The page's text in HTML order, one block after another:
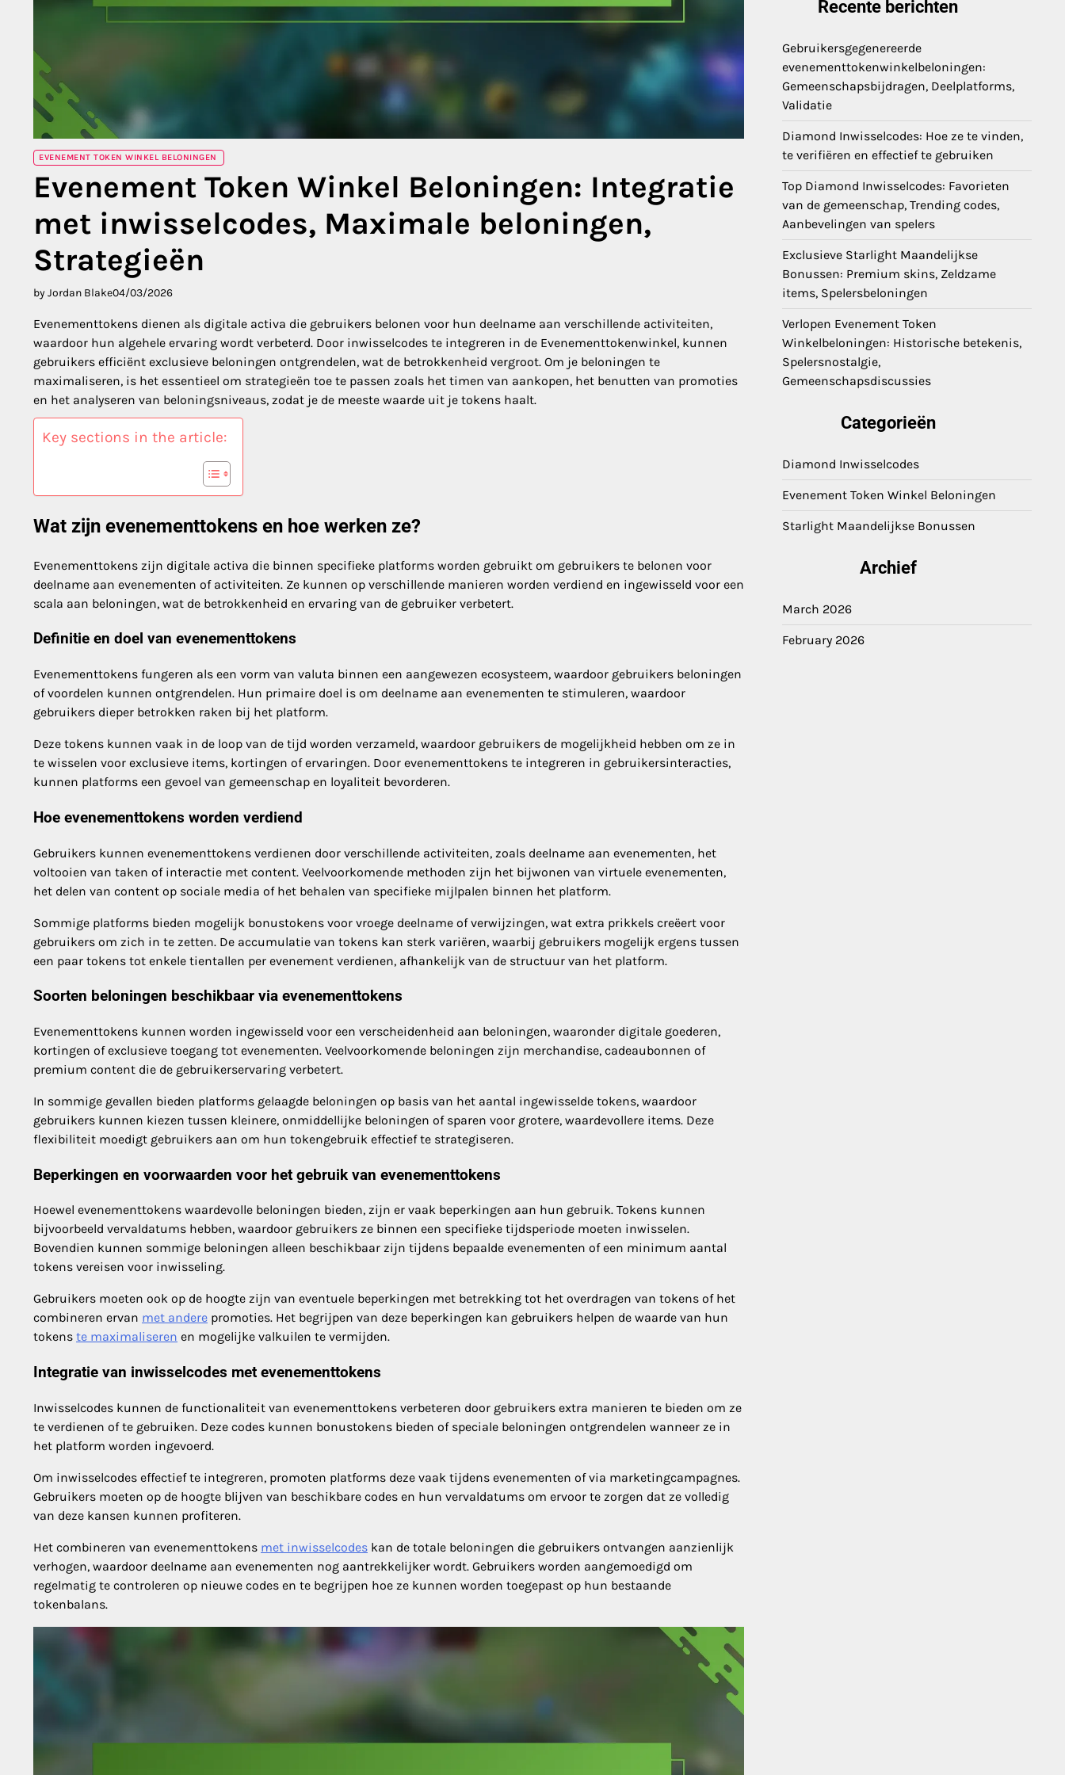
EVENEMENT TOKEN WINKEL BELONINGEN
Evenement Token Winkel Beloningen: Integratie
met inwisselcodes, Maximale beloningen,
Strategieën
by Jordan Blake04/03/2026
Evenementtokens dienen als digitale activa die gebruikers belonen voor hun deelname aan verschillende activiteiten,
waardoor hun algehele ervaring wordt verbeterd. Door inwisselcodes te integreren in de Evenementtokenwinkel, kunnen
gebruikers efficiënt exclusieve beloningen ontgrendelen, wat de betrokkenheid vergroot. Om je beloningen te
maximaliseren, is het essentieel om strategieën toe te passen zoals het timen van aankopen, het benutten van promoties
en het analyseren van beloningsniveaus, zodat je de meeste waarde uit je tokens haalt.
Key sections in the article:
Wat zijn evenementtokens en hoe werken ze?
Evenementtokens zijn digitale activa die binnen specifieke platforms worden gebruikt om gebruikers te belonen voor
deelname aan evenementen of activiteiten. Ze kunnen op verschillende manieren worden verdiend en ingewisseld voor een
scala aan beloningen, wat de betrokkenheid en ervaring van de gebruiker verbetert.
Definitie en doel van evenementtokens
Evenementtokens fungeren als een vorm van valuta binnen een aangewezen ecosysteem, waardoor gebruikers beloningen
of voordelen kunnen ontgrendelen. Hun primaire doel is om deelname aan evenementen te stimuleren, waardoor
gebruikers dieper betrokken raken bij het platform.
Deze tokens kunnen vaak in de loop van de tijd worden verzameld, waardoor gebruikers de mogelijkheid hebben om ze in
te wisselen voor exclusieve items, kortingen of ervaringen. Door evenementtokens te integreren in gebruikersinteracties,
kunnen platforms een gevoel van gemeenschap en loyaliteit bevorderen.
Hoe evenementtokens worden verdiend
Gebruikers kunnen evenementtokens verdienen door verschillende activiteiten, zoals deelname aan evenementen, het
voltooien van taken of interactie met content. Veelvoorkomende methoden zijn het bijwonen van virtuele evenementen,
het delen van content op sociale media of het behalen van specifieke mijlpalen binnen het platform.
Sommige platforms bieden mogelijk bonustokens voor vroege deelname of verwijzingen, wat extra prikkels creëert voor
gebruikers om zich in te zetten. De accumulatie van tokens kan sterk variëren, waarbij gebruikers mogelijk ergens tussen
een paar tokens tot enkele tientallen per evenement verdienen, afhankelijk van de structuur van het platform.
Soorten beloningen beschikbaar via evenementtokens
Evenementtokens kunnen worden ingewisseld voor een verscheidenheid aan beloningen, waaronder digitale goederen,
kortingen of exclusieve toegang tot evenementen. Veelvoorkomende beloningen zijn merchandise, cadeaubonnen of
premium content die de gebruikerservaring verbetert.
In sommige gevallen bieden platforms gelaagde beloningen op basis van het aantal ingewisselde tokens, waardoor
gebruikers kunnen kiezen tussen kleinere, onmiddellijke beloningen of sparen voor grotere, waardevollere items. Deze
flexibiliteit moedigt gebruikers aan om hun tokengebruik effectief te strategiseren.
Beperkingen en voorwaarden voor het gebruik van evenementtokens
Hoewel evenementtokens waardevolle beloningen bieden, zijn er vaak beperkingen aan hun gebruik. Tokens kunnen
bijvoorbeeld vervaldatums hebben, waardoor gebruikers ze binnen een specifieke tijdsperiode moeten inwisselen.
Bovendien kunnen sommige beloningen alleen beschikbaar zijn tijdens bepaalde evenementen of een minimum aantal
tokens vereisen voor inwisseling.
Gebruikers moeten ook op de hoogte zijn van eventuele beperkingen met betrekking tot het overdragen van tokens of het
combineren ervan met andere promoties. Het begrijpen van deze beperkingen kan gebruikers helpen de waarde van hun
tokens te maximaliseren en mogelijke valkuilen te vermijden.
Integratie van inwisselcodes met evenementtokens
Inwisselcodes kunnen de functionaliteit van evenementtokens verbeteren door gebruikers extra manieren te bieden om ze
te verdienen of te gebruiken. Deze codes kunnen bonustokens bieden of speciale beloningen ontgrendelen wanneer ze in
het platform worden ingevoerd.
Om inwisselcodes effectief te integreren, promoten platforms deze vaak tijdens evenementen of via marketingcampagnes.
Gebruikers moeten op de hoogte blijven van beschikbare codes en hun vervaldatums om ervoor te zorgen dat ze volledig
van deze kansen kunnen profiteren.
Het combineren van evenementtokens met inwisselcodes kan de totale beloningen die gebruikers ontvangen aanzienlijk
verhogen, waardoor deelname aan evenementen nog aantrekkelijker wordt. Gebruikers worden aangemoedigd om
regelmatig te controleren op nieuwe codes en te begrijpen hoe ze kunnen worden toegepast op hun bestaande
tokenbalans.
Recente berichten
Gebruikersgegenereerde
evenementtokenwinkelbeloningen:
Gemeenschapsbijdragen, Deelplatforms,
Validatie
Diamond Inwisselcodes: Hoe ze te vinden,
te verifiëren en effectief te gebruiken
Top Diamond Inwisselcodes: Favorieten
van de gemeenschap, Trending codes,
Aanbevelingen van spelers
Exclusieve Starlight Maandelijkse
Bonussen: Premium skins, Zeldzame
items, Spelersbeloningen
Verlopen Evenement Token
Winkelbeloningen: Historische betekenis,
Spelersnostalgie,
Gemeenschapsdiscussies
Categorieën
Diamond Inwisselcodes
Evenement Token Winkel Beloningen
Starlight Maandelijkse Bonussen
Archief
March 2026
February 2026